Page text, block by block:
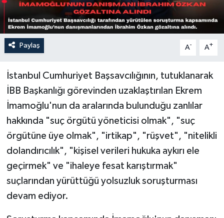
Paylaş A- A+
İstanbul Cumhuriyet Başsavcılığının, tutuklanarak
İBB Başkanlığı görevinden uzaklaştırılan Ekrem
İmamoğlu'nun da aralarında bulunduğu zanlılar
hakkında "suç örgütü yöneticisi olmak", "suç
örgütüne üye olmak", "irtikap", "rüşvet", "nitelikli
dolandırıcılık", "kişisel verileri hukuka aykırı ele
geçirmek" ve "ihaleye fesat karıştırmak"
suçlarından yürüttüğü yolsuzluk soruşturması
devam ediyor.